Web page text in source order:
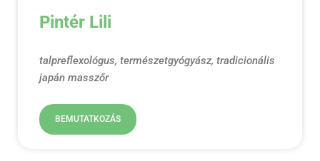
Pintér Lili
talpreflexológus, természetgyógyász, tradicionális
japán masszőr
BEMUTATKOZÁS